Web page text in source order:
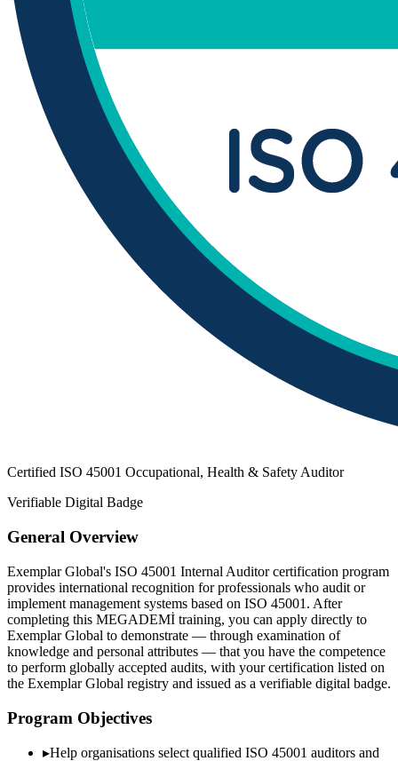
Certified ISO 45001 Occupational, Health & Safety Auditor
Verifiable Digital Badge
General Overview
Exemplar Global's ISO 45001 Internal Auditor certification program
provides international recognition for professionals who audit or
implement management systems based on ISO 45001. After
completing this MEGADEMİ training, you can apply directly to
Exemplar Global to demonstrate — through examination of
knowledge and personal attributes — that you have the competence
to perform globally accepted audits, with your certification listed on
the Exemplar Global registry and issued as a verifiable digital badge.
Program Objectives
▸Help organisations select qualified ISO 45001 auditors and